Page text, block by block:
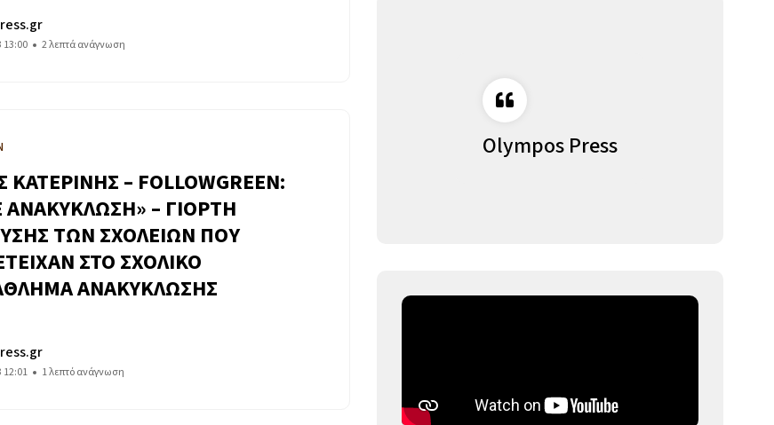
13:00 2 λεπτά ανάγνωση
– FOLLOWGREEN:
– ΓΙΟΡΤΗ
ΤΩΝ ΣΧΟΛΕΙΩΝ ΠΟΥ
ΣΤΟ ΣΧΟΛΙΚΟ
ΑΝΑΚΥΚΛΩΣΗΣ
12:01 1 λεπτό ανάγνωση
Olympos Press